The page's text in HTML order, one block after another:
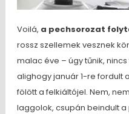
Voilá, a pechsorozat
rossz szellemek vesznek
malac éve – úgy tűnik,
alighogy január 1-re fordult
fölött a felkiáltójel. Nem,
laggolok, csupán beindult